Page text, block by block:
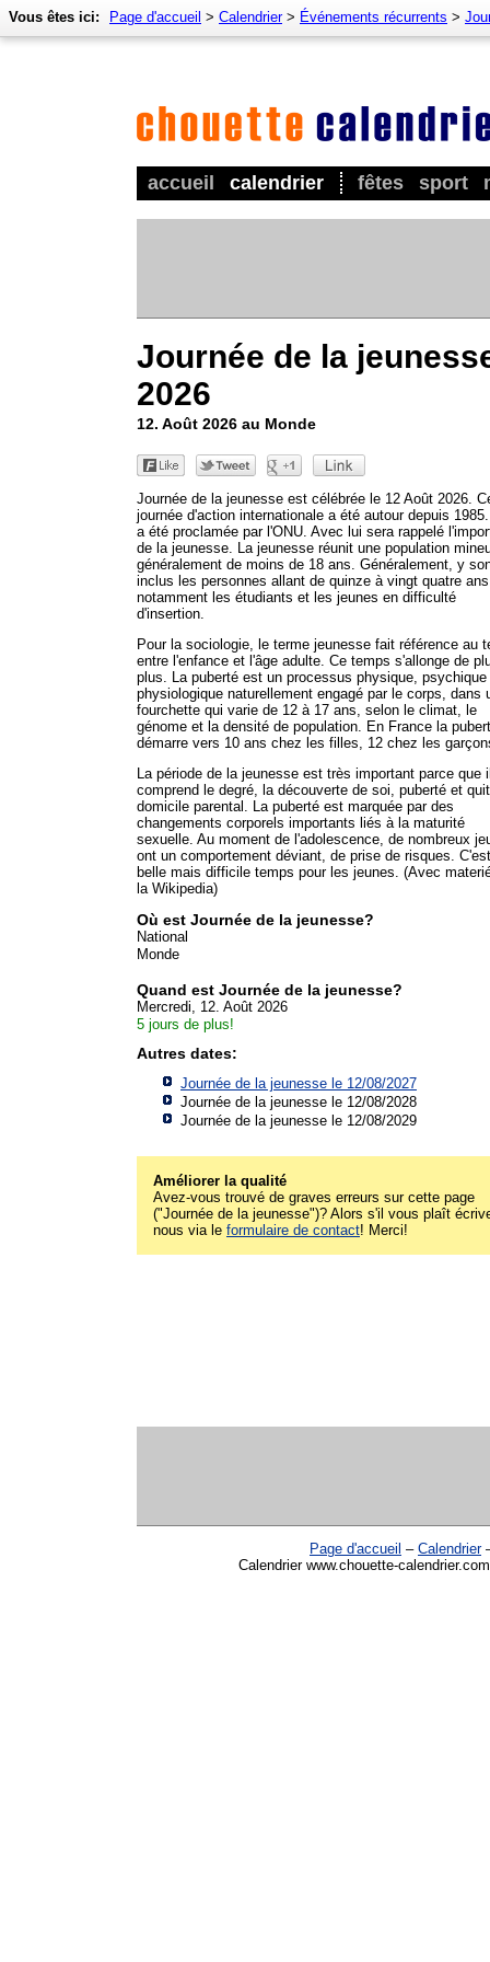
accueil calendrier fêtes sport
Vous êtes ici: Page d'accueil > Calendrier> Événements récurrents >
Journée de la
2026
12. Août 2026 au Monde
Journée de la jeunesse est célébrée le 12 Août 2026.
journée d'action internationale a été autour depuis
a été proclamée par l'ONU. Avec lui sera rappelé
de la jeunesse. La jeunesse réunit une population
généralement de moins de 18 ans. Généralement, y
inclus les personnes allant de quinze à vingt quatre
notamment les étudiants et les jeunes en difficulté
d'insertion.
Pour la sociologie, le terme jeunesse fait référence au
entre l'enfance et l'âge adulte. Ce temps s'allonge de
plus. La puberté est un processus physique, psychique
physiologique naturellement engagé par le corps, dans
fourchette qui varie de 12 à 17 ans, selon le climat, le
génome et la densité de population. En France la
démarre vers 10 ans chez les filles, 12 chez les
La période de la jeunesse est très important parce que
comprend le degré, la découverte de soi, puberté et
domicile parental. La puberté est marquée par des
changements corporels importants liés à la maturité
sexuelle. Au moment de l'adolescence, de nombreux
ont un comportement déviant, de prise de risques.
belle mais difficile temps pour les jeunes. (Avec
la Wikipedia)
Où est Journée de la jeunesse?
National
Monde
Quand est Journée de la jeunesse?
Mercredi, 12. Août 2026
5 jours de plus!
Autres dates:
Journée de la jeunesse le 12/08/2027
Journée de la jeunesse le 12/08/2028
Journée de la jeunesse le 12/08/2029
Améliorer la qualité
Avez-vous trouvé de graves erreurs sur cette page
("Journée de la jeunesse")? Alors s'il vous plaît
nous via le formulaire de contact! Merci!
Page d'accueil – Calendrier
Calendrier www.chouette-